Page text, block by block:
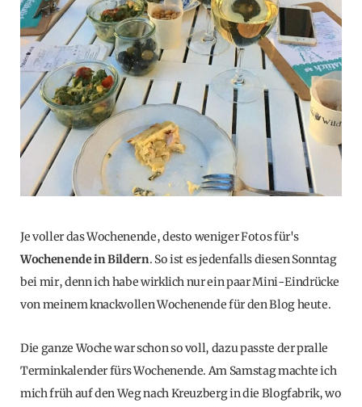
Je voller das Wochenende, desto weniger Fotos für's
Wochenende in Bildern. So ist es jedenfalls diesen Sonntag
bei mir, denn ich habe wirklich nur ein paar Mini-Eindrücke
von meinem knackvollen Wochenende für den Blog heute.
Die ganze Woche war schon so voll, dazu passte der pralle
Terminkalender fürs Wochenende. Am Samstag machte ich
mich früh auf den Weg nach Kreuzberg in die Blogfabrik, wo